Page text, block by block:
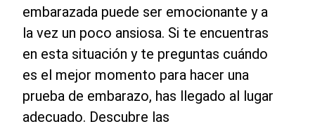
embarazada puede ser emocionante y a
la vez un poco ansiosa. Si te encuentras
en esta situación y te preguntas cuándo
es el mejor momento para hacer una
prueba de embarazo, has llegado al lugar
adecuado. Descubre las